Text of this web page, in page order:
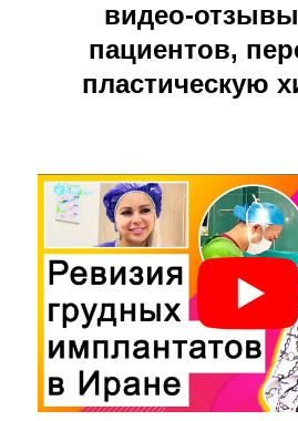
видео-
пациентов,
пластическую